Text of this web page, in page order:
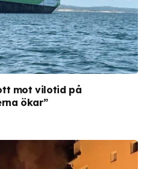
mot vilotid på
ökar”